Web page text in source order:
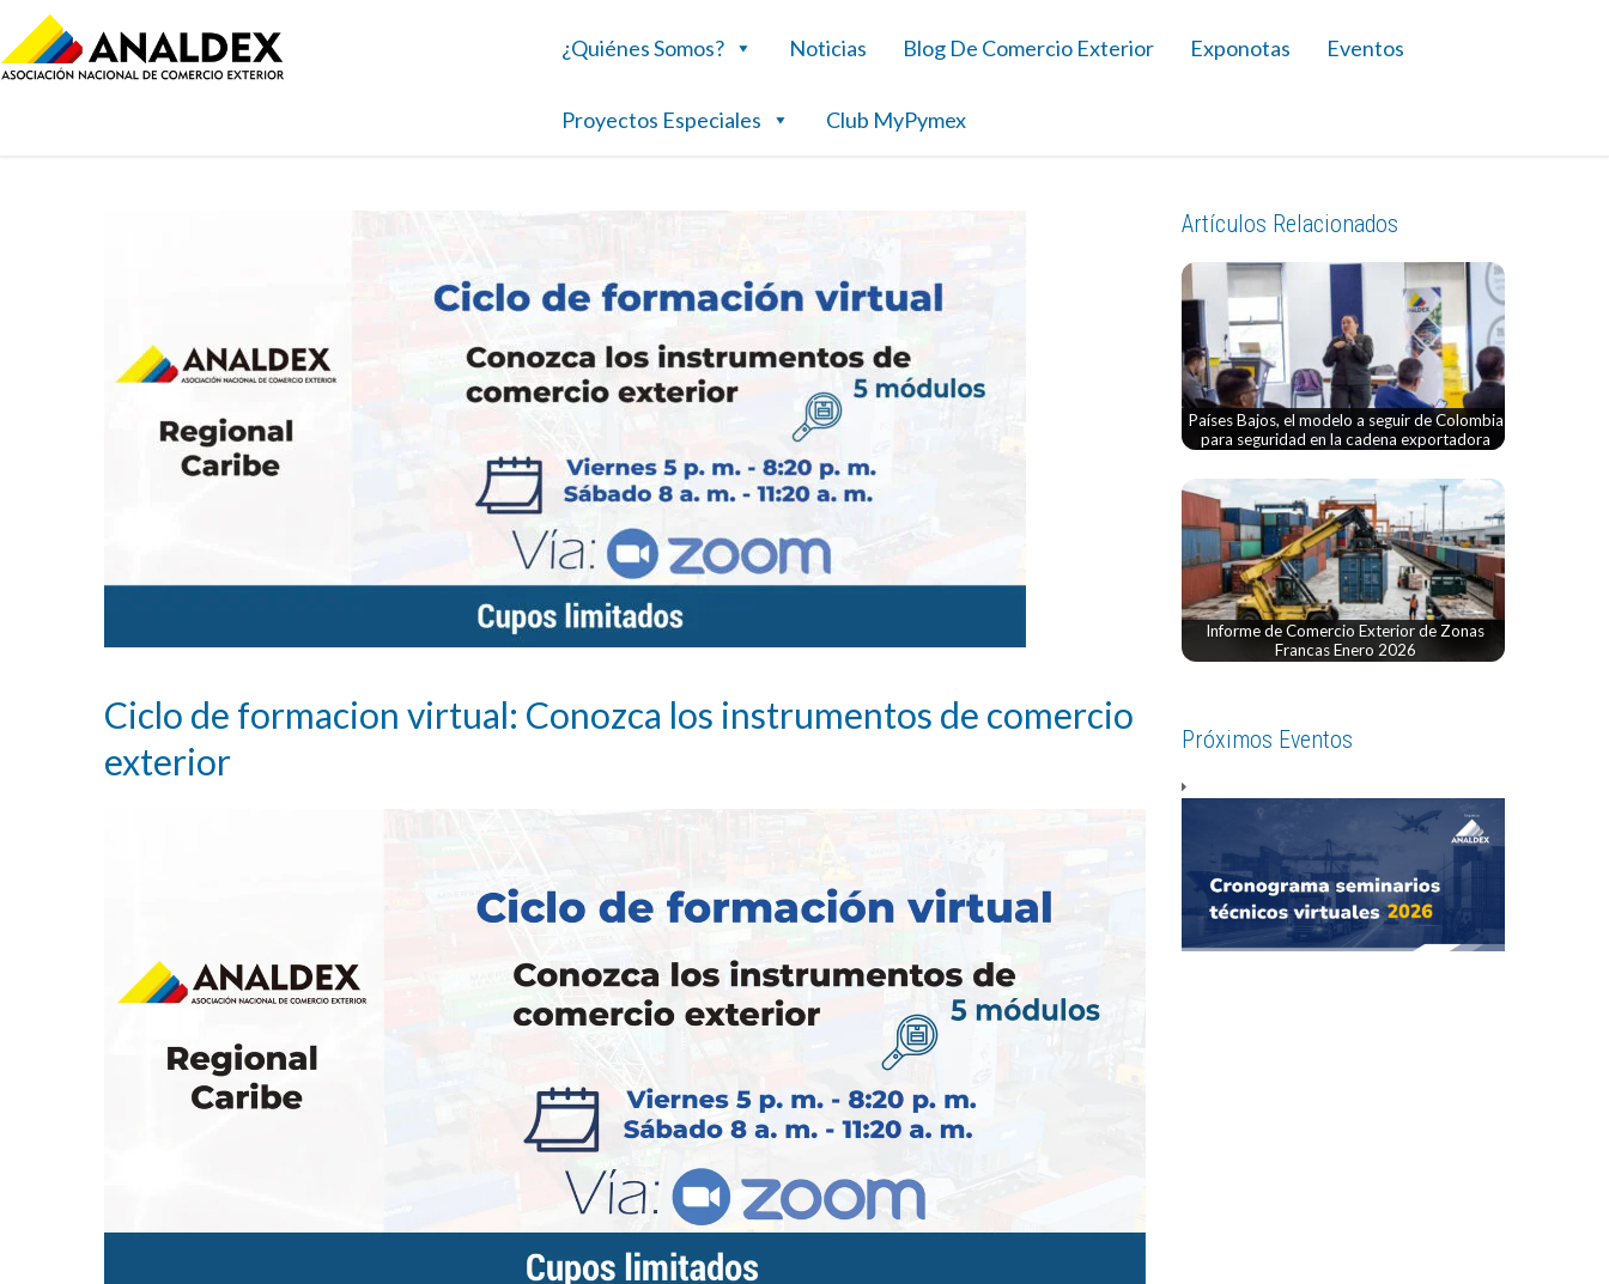
¿Quiénes Somos? Noticias Blog De Comercio Exterior Exponotas Eventos
Proyectos Especiales Club MyPymex
Ciclo de formacion virtual: Conozca los instrumentos de comercio
exterior
Artículos Relacionados
Países Bajos, el modelo a seguir de Colombia
para seguridad en la cadena exportadora
Informe de Comercio Exterior de Zonas
Francas Enero 2026
Próximos Eventos